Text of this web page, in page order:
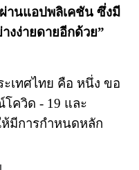
านแอปพลิเคชัน ซึ่งมี
งง่ายดายอีกด้วย”
ทศไทย คือ หนึ่ง ขอ
ควิด - 19 และ
มีการกำหนดหลัก